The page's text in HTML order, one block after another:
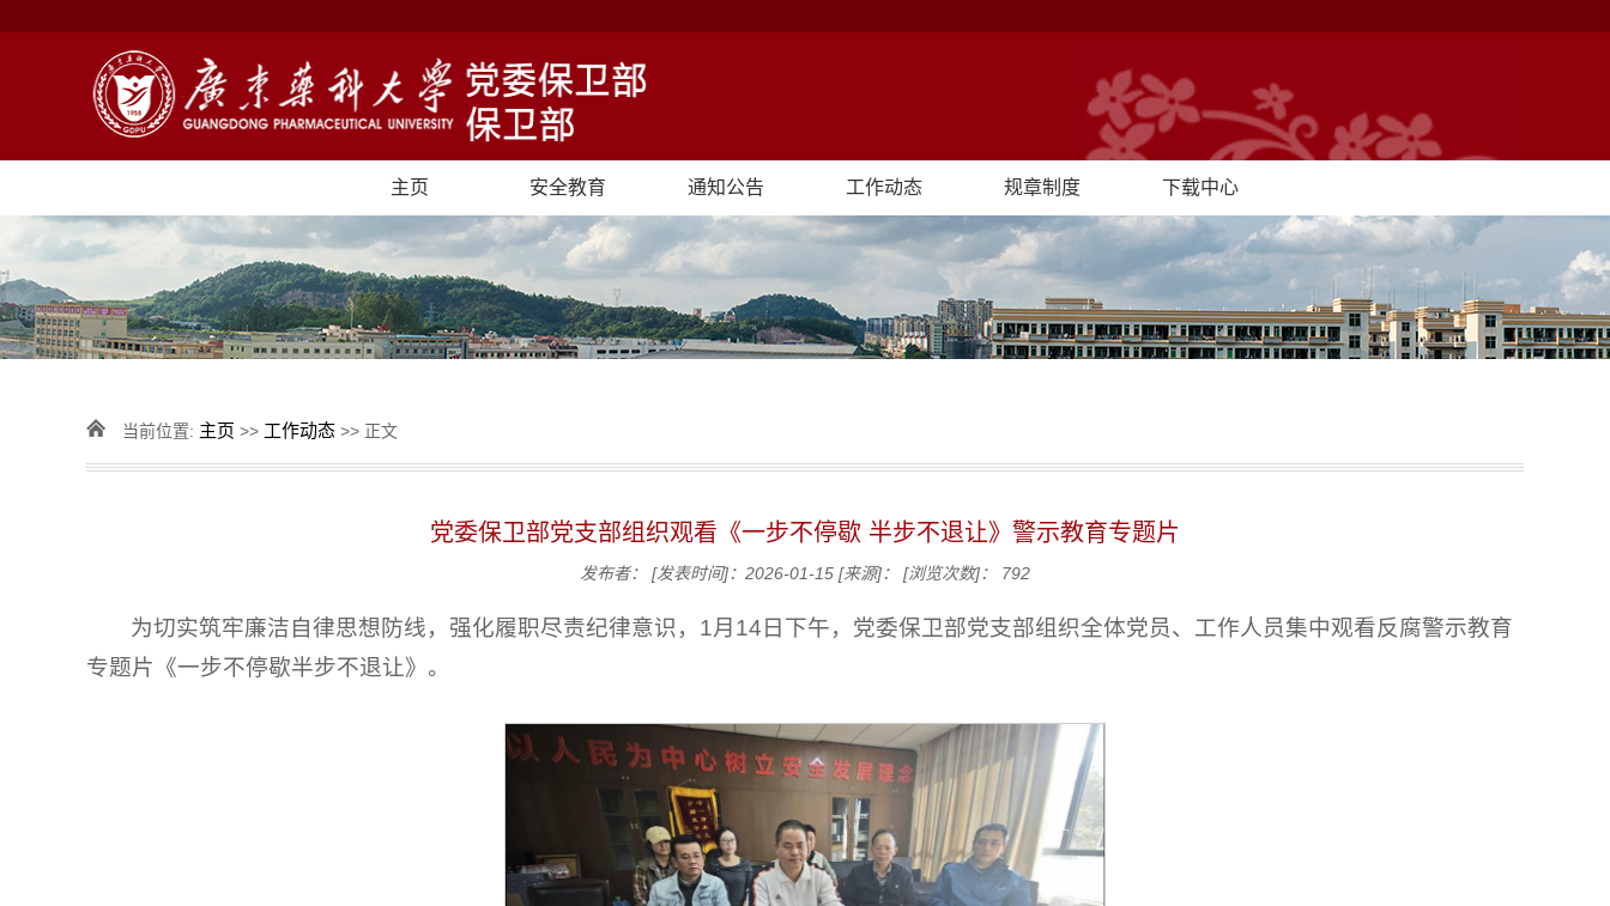
主页 安全教育 通知公告 工作动态 规章制度 下载中心
当前位置: 主页 >> 工作动态 >> 正文
党委保卫部党支部组织观看《一步不停歇 半步不退让》警示教育专题片
发布者： [发表时间]：2026-01-15 [来源]： [浏览次数]： 792
为切实筑牢廉洁自律思想防线，强化履职尽责纪律意识，1月14日下午，党委保卫部党支部组织全体党员、工作人员集中观看反腐警示教育
专题片《一步不停歇半步不退让》。